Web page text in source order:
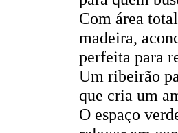
Com área
madeira,
perfeita para
Um ribeirão
que cria um
O espaço